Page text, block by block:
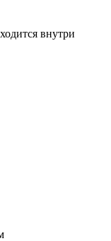
внутри